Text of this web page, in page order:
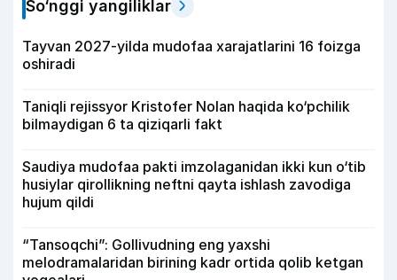
So‘nggi yangiliklar
Tayvan 2027-yilda mudofaa xarajatlarini 16 foizga
oshiradi
Taniqli rejissyor Kristofer Nolan haqida ko‘pchilik
bilmaydigan 6 ta qiziqarli fakt
Saudiya mudofaa pakti imzolaganidan ikki kun o‘tib
husiylar qirollikning neftni qayta ishlash zavodiga
hujum qildi
“Tansoqchi”: Gollivudning eng yaxshi
melodramalaridan birining kadr ortida qolib ketgan